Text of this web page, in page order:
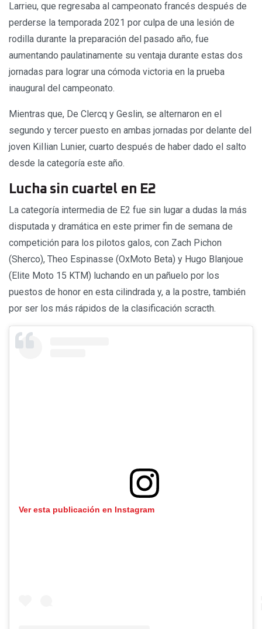
Larrieu, que regresaba al campeonato francés después de
perderse la temporada 2021 por culpa de una lesión de
rodilla durante la preparación del pasado año, fue
aumentando paulatinamente su ventaja durante estas dos
jornadas para lograr una cómoda victoria en la prueba
inaugural del campeonato.
Mientras que, De Clercq y Geslin, se alternaron en el
segundo y tercer puesto en ambas jornadas por delante del
joven KiIlian Lunier, cuarto después de haber dado el salto
desde la categoría este año.
Lucha sin cuartel en E2
La categoría intermedia de E2 fue sin lugar a dudas la más
disputada y dramática en este primer fin de semana de
competición para los pilotos galos, con Zach Pichon
(Sherco), Theo Espinasse (OxMoto Beta) y Hugo Blanjoue
(Elite Moto 15 KTM) luchando en un pañuelo por los
puestos de honor en esta cilindrada y, a la postre, también
por ser los más rápidos de la clasificación scracth.
Ver esta publicación en Instagram